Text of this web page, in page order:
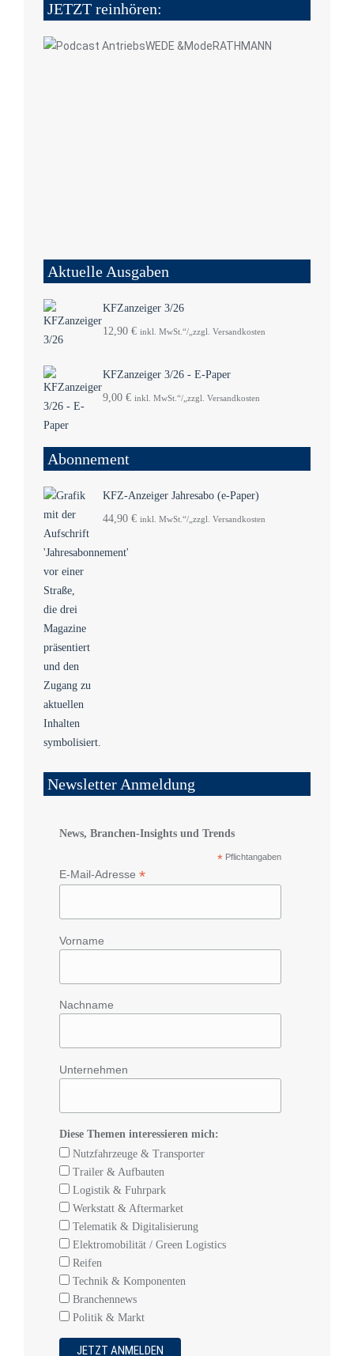
JETZT reinhören:
Aktuelle Ausgaben
KFZanzeiger 3/26
12,90 € inkl. MwSt.“/„zzgl. Versandkosten
KFZanzeiger 3/26 - E-Paper
9,00 € inkl. MwSt.“/„zzgl. Versandkosten
Abonnement
KFZ-Anzeiger Jahresabo (e-Paper)
44,90 € inkl. MwSt.“/„zzgl. Versandkosten
Newsletter Anmeldung
News, Branchen-Insights und Trends
* Pflichtangaben
E-Mail-Adresse *
Vorname
Nachname
Unternehmen
Diese Themen interessieren mich:
Nutzfahrzeuge & Transporter
Trailer & Aufbauten
Logistik & Fuhrpark
Werkstatt & Aftermarket
Telematik & Digitalisierung
Elektromobilität / Green Logistics
Reifen
Technik & Komponenten
Branchennews
Politik & Markt